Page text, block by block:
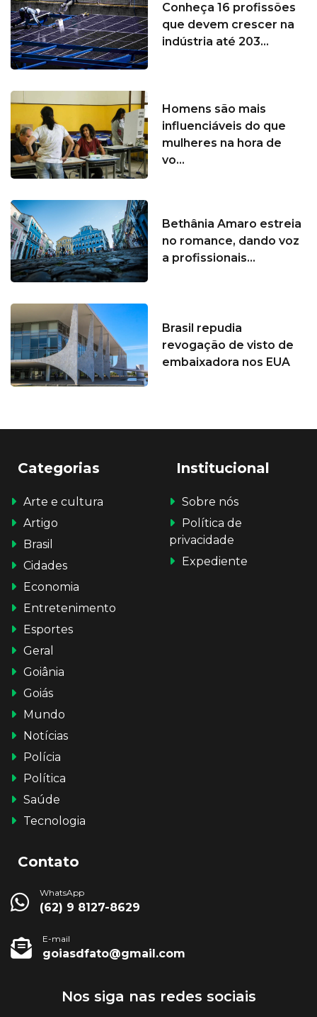
Conheça 16 profissões
que devem crescer na
indústria até 203...
Homens são mais
influenciáveis do que
mulheres na hora de
vo...
Bethânia Amaro estreia
no romance, dando voz
a profissionais...
Brasil repudia
revogação de visto de
embaixadora nos EUA
Categorias
Arte e cultura
Artigo
Brasil
Cidades
Economia
Entretenimento
Esportes
Geral
Goiânia
Goiás
Mundo
Notícias
Polícia
Política
Saúde
Tecnologia
Institucional
Sobre nós
Política de
privacidade
Expediente
Contato
WhatsApp
(62) 9 8127-8629
E-mail
goiasdfato@gmail.com
Nos siga nas redes sociais